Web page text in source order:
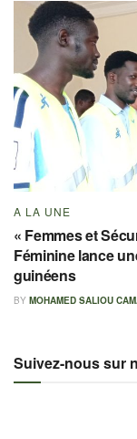
A LA UNE
« Femmes et
Féminine lance
guinéens
BY MOHAMED SALIOU
Suivez-nous sur